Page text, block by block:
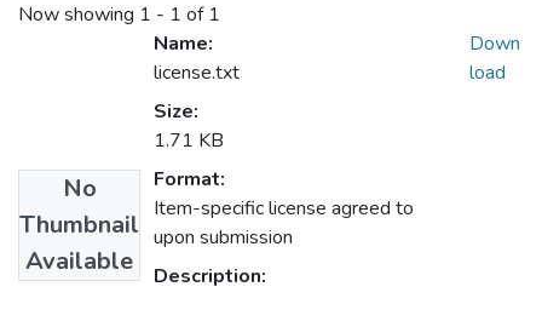
Now showing 1 - 1 of 1
No
Thumbnail
Available
Name:
license.txt
Size:
1.71 KB
Format:
Item-specific license agreed to
upon submission
Description:
Down
load